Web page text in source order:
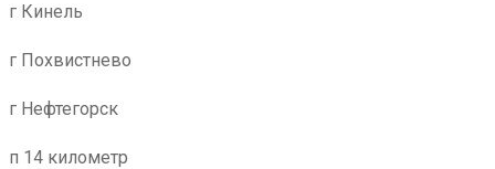
г Кинель
г Похвистнево
г Нефтегорск
п 14 километр